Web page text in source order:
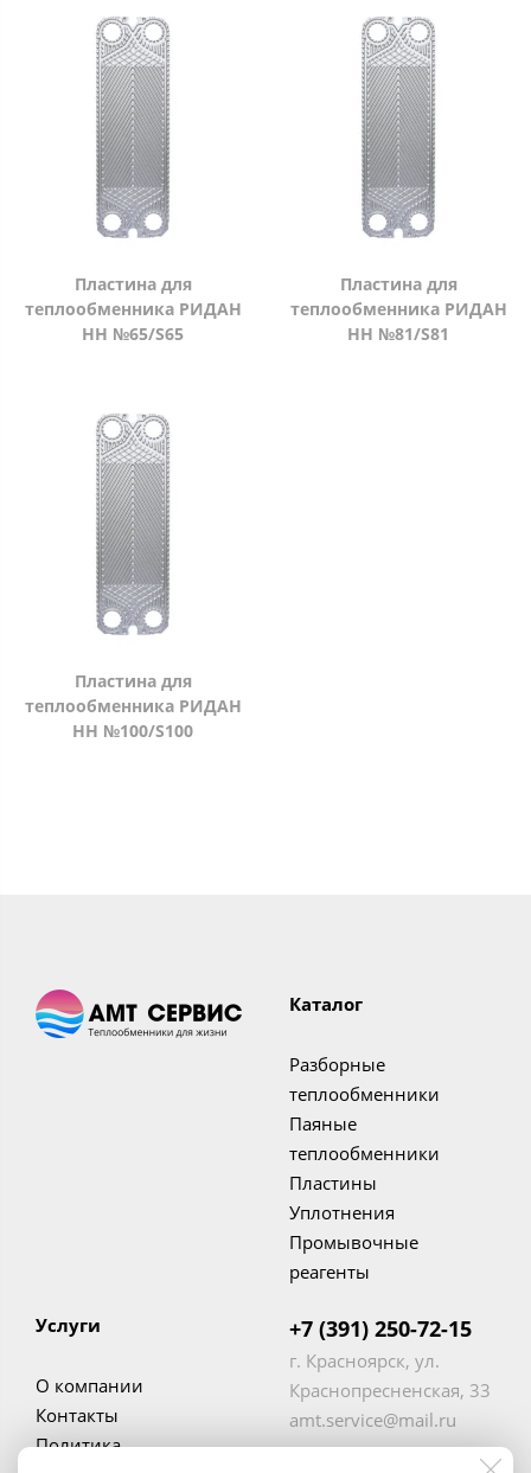
Пластина для
теплообменника РИДАН
НН №65/S65
Пластина для
теплообменника РИДАН
НН №81/S81
Пластина для
теплообменника РИДАН
НН №100/S100
Каталог
Разборные
теплообменники
Паяные
теплообменники
Пластины
Уплотнения
Промывочные
реагенты
Услуги
О компании
Контакты
Политика
+7 (391) 250-72-15
г. Красноярск, ул.
Краснопресненская, 33
amt.service@mail.ru